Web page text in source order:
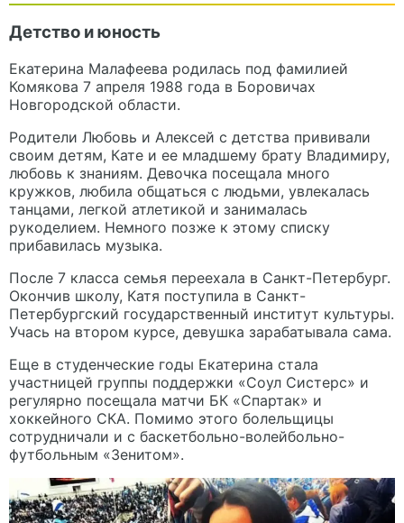
Детство и юность
Екатерина Малафеева родилась под фамилией
Комякова 7 апреля 1988 года в Боровичах
Новгородской области.
Родители Любовь и Алексей с детства прививали
своим детям, Кате и ее младшему брату Владимиру,
любовь к знаниям. Девочка посещала много
кружков, любила общаться с людьми, увлекалась
танцами, легкой атлетикой и занималась
рукоделием. Немного позже к этому списку
прибавилась музыка.
После 7 класса семья переехала в Санкт-Петербург.
Окончив школу, Катя поступила в Санкт-
Петербургский государственный институт культуры.
Учась на втором курсе, девушка зарабатывала сама.
Еще в студенческие годы Екатерина стала
участницей группы поддержки «Соул Систерс» и
регулярно посещала матчи БК «Спартак» и
хоккейного СКА. Помимо этого болельщицы
сотрудничали и с баскетбольно-волейбольно-
футбольным «Зенитом».